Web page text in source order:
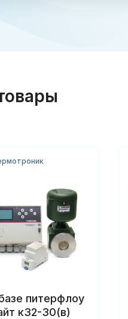
питерфлоу
к32-30(в)